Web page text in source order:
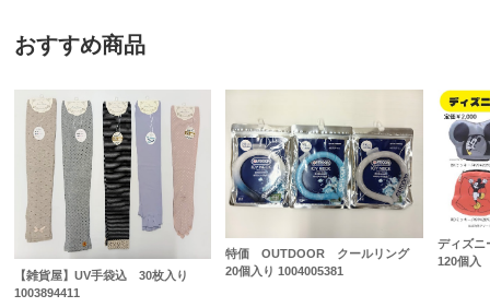
おすすめ商品
【雑貨屋】UV手袋込 30枚入り
1003894411
特価 OUTDOOR クールリング
20個入り 1004005381
ディズ
120個入